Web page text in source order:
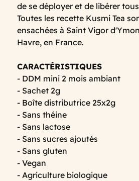
de se déployer et de libérer
Toutes les recette Kusmi Tea
ensachées à Saint Vigor
Havre, en France.
CARACTÉRISTIQUES
- DDM mini 2 mois ambiant
- Sachet 2g
- Boîte distributrice 25x2g
- Sans théine
- Sans lactose
- Sans sucres ajoutés
- Sans gluten
- Vegan
- Agriculture biologique